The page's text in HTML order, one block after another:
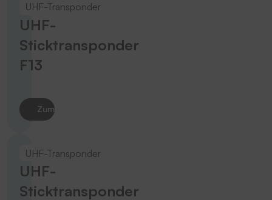
UHF-Transponder
UHF-
Sticktransponder
F13
Zum Produkt
UHF-Transponder
UHF-
Sticktransponder